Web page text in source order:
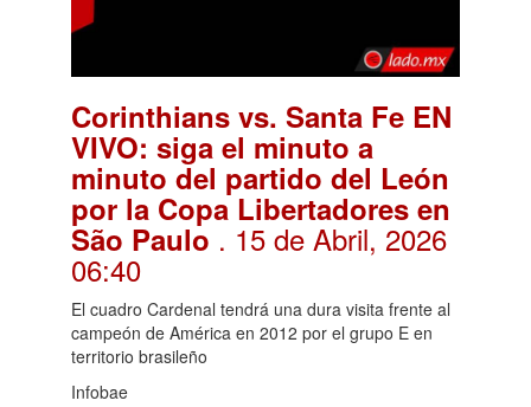
Corinthians vs. Santa Fe EN
VIVO: siga el minuto a
minuto del partido del León
por la Copa Libertadores en
São Paulo . 15 de Abril, 2026
06:40
El cuadro Cardenal tendrá una dura visita frente al
campeón de América en 2012 por el grupo E en
territorio brasileño
Infobae